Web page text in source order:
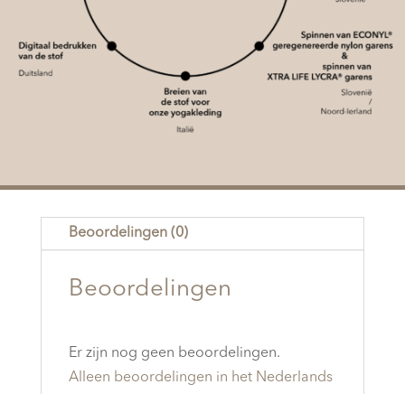
Beoordelingen (0)
Beoordelingen
Er zijn nog geen beoordelingen.
Alleen beoordelingen in het Nederlands